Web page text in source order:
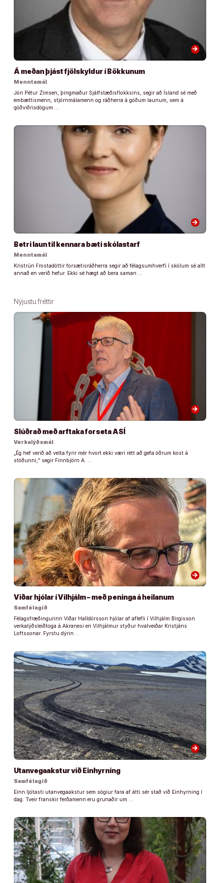
arrow_forward
Á meðan þjást fjölskyldur í Bökkunum
Menntamál
Jón Pétur Zimsen, þingmaður Sjálfstæðisflokksins, segir að Ísland sé með
embættismenn, stjórnmálamenn og ráðherra á góðum launum, sem á
góðviðrisdögum …
arrow_forward
Betri laun til kennara bæti skólastarf
Menntamál
Kristrún Frostadóttir forsætisráðherra segir að félagsumhverfi í skólum sé allt
annað en verið hefur. Ekki sé hægt að bera saman …
Nýjustu fréttir
arrow_forward
Slúðrað með arftaka forseta ASÍ
Verkalýðsmál
„Ég hef verið að velta fyrir mér hvort ekki væri rétt að gefa öðrum kost á
stöðunni,“ segir Finnbjörn A. …
arrow_forward
Viðar hjólar í Vilhjálm – með peninga á heilanum
Samfélagið
Félagsfræðingurinn Viðar Halldórsson hjólar af aflefli í Vilhjálm Birgisson
verkalýðsleiðtoga á Akranesi en Vilhjálmur styður hvalveiðar Kristjáns
Loftssonar. Fyrstu dýrin …
arrow_forward
Utanvegaakstur við Einhyrning
Samfélagið
Einn ljótasti utanvegaakstur sem sögiur fara af átti sér stað við Einhyrning í
dag. Tveir franskir ferðamenn eru grunaðir um …